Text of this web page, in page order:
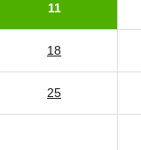
11
18
25